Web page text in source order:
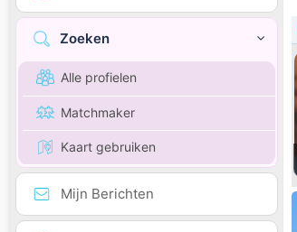
Zoeken
Alle profielen
Matchmaker
Kaart gebruiken
Mijn Berichten